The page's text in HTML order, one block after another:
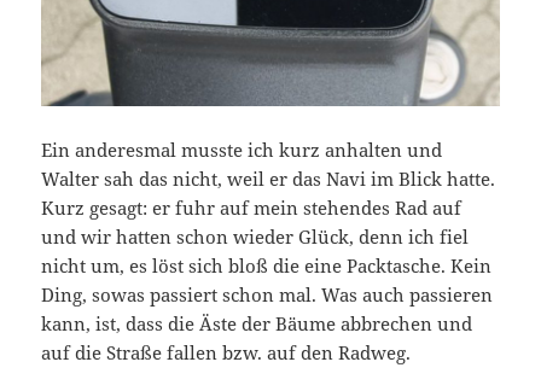
Ein anderesmal musste ich kurz anhalten und
Walter sah das nicht, weil er das Navi im Blick hatte.
Kurz gesagt: er fuhr auf mein stehendes Rad auf
und wir hatten schon wieder Glück, denn ich fiel
nicht um, es löst sich bloß die eine Packtasche. Kein
Ding, sowas passiert schon mal. Was auch passieren
kann, ist, dass die Äste der Bäume abbrechen und
auf die Straße fallen bzw. auf den Radweg.